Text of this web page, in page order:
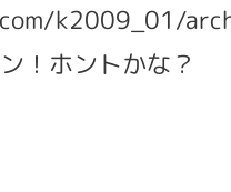
k2009_01/
！ホントかな？